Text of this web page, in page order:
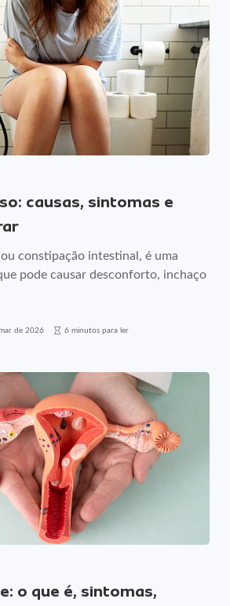
causas, sintomas e
constipação intestinal, é uma
pode causar desconforto, inchaço
de 2026 6 minutos para ler
o que é, sintomas,